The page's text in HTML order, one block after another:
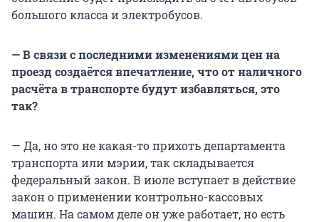
большого класса и электробусов.
— В связи с последними изменениями цен на
проезд создаётся впечатление, что от наличного
расчёта в транспорте будут избавляться, это
так?
— Да, но это не какая-то прихоть департамента
транспорта или мэрии, так складывается
федеральный закон. В июле вступает в действие
закон о применении контрольно-кассовых
машин. На самом деле он уже работает, но есть